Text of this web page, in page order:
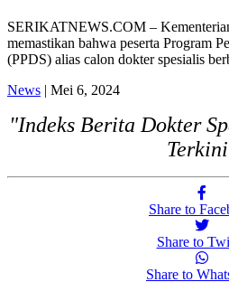
SERIKATNEWS.COM –
memastikan bahwa peserta Program
(PPDS) alias calon dokter spesialis
News | Mei 6, 2024
"Indeks Berita Dokter
Share to
Share to
Share to